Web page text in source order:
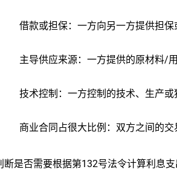
借款或担保：一方向另一方提供担
主导供应来源：一方提供的原材料/
技术控制：一方控制的技术、生产
商业合同占很大比例：双方之间的
断是否需要根据第132号法令计算利息